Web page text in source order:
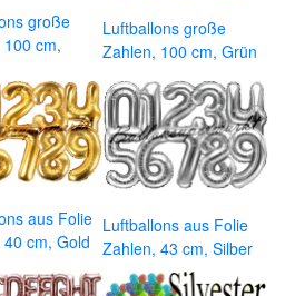
große
cm,
Luftballons große
Zahlen, 100 cm, Grün
aus Folie
cm, Gold
Luftballons aus Folie
Zahlen, 43 cm, Silber